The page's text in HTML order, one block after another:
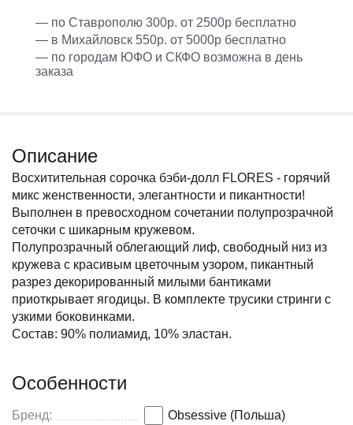
— по Ставрополю 300р. от 2500р бесплатно
— в Михайловск 550р. от 5000р бесплатно
— по городам ЮФО и СКФО возможна в день
заказа
Описание
Восхитительная сорочка бэби-долл FLORES - горячий
микс женственности, элегантности и пикантности!
Выполнен в превосходном сочетании полупрозрачной
сеточки с шикарным кружевом.
Полупрозрачный облегающий лиф, свободный низ из
кружева с красивым цветочным узором, пикантный
разрез декорированный милыми бантиками
приоткрывает ягодицы. В комплекте трусики стринги с
узкими боковинками.
Состав: 90% полиамид, 10% эластан.
Особенности
Бренд: Obsessive (Польша)